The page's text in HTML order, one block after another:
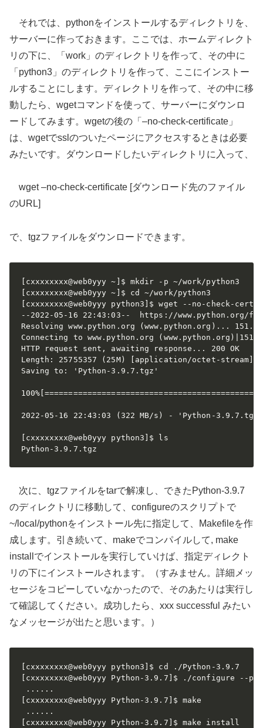
それでは、pythonをインストールするディレクトリを、
サーバーに作っておきます。ここでは、ホームディレクト
リの下に、「work」のディレクトリを作って、その中に
「python3」のディレクトリを作って、ここにインストー
ルすることにします。ディレクトリを作って、その中に移
動したら、wgetコマンドを使って、サーバーにダウンロ
ードしてみます。wgetの後の「–no-check-certificate」
は、wgetでsslのついたページにアクセスするときは必要
みたいです。ダウンロードしたいディレクトリに入って、
wget –no-check-certificate [ダウンロード先のファイル
のURL]
で、tgzファイルをダウンロードできます。
[cxxxxxxxx@web0yyy ~]$ mkdir -p ~/work/python3
[cxxxxxxxx@web0yyy ~]$ cd ~/work/python3
[cxxxxxxxx@web0yyy python3]$ wget --no-check-
--2022-05-16 22:43:03--  https://www.python.org/
Resolving www.python.org (www.python.org)...
Connecting to www.python.org
HTTP request sent, awaiting response... 200 OK
Length: 25755357 (25M) [application/octet-stream]
Saving to: 'Python-3.9.7.tgz'
2022-05-16 22:43:03 (322 MB/s) - 'Python-3.9.7.tgz'
[cxxxxxxxx@web0yyy python3]$ ls
Python-3.9.7.tgz
次に、tgzファイルをtarで解凍し、できたPython-3.9.7
のディレクトリに移動して、configureのスクリプトで
~/local/pythonをインストール先に指定して、Makefileを作
成します。引き続いて、makeでコンパイルして, make
installでインストールを実行していけば、指定ディレクト
リの下にインストールされます。（すみません。詳細メッ
セージをコピーしていなかったので、そのあたりは実行し
て確認してください。成功したら、xxx successful みたい
なメッセージが出たと思います。）
[cxxxxxxxx@web0yyy python3]$ cd ./Python-3.9.7
[cxxxxxxxx@web0yyy Python-3.9.7]$ ./configure --
......
[cxxxxxxxx@web0yyy Python-3.9.7]$ make
......
[cxxxxxxxx@web0yyy Python-3.9.7]$ make install